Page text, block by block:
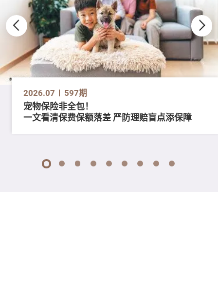
2026.07 597期
宠物保险非全包！
一文看清保费保额落差 严防理赔盲点添保障
1 2 3 4 5 6 7 8 9